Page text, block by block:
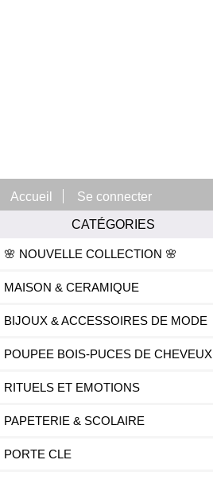
Accueil
Se connecter
CATÉGORIES
🌸 NOUVELLE COLLECTION 🌸
MAISON & CERAMIQUE
BIJOUX & ACCESSOIRES DE MODE
POUPEE BOIS-PUCES DE CHEVEUX
RITUELS ET EMOTIONS
PAPETERIE & SCOLAIRE
PORTE CLE